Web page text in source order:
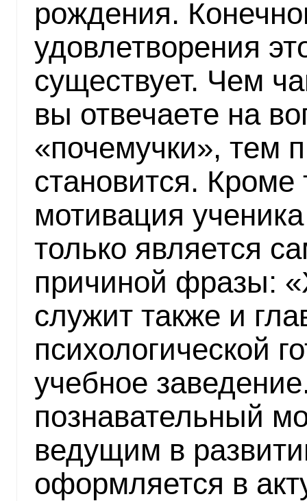
рождения.
удовлетворения
существует. Чем
вы отвечаете на
«почемучки», тем
становится. Кроме
мотивация
только является
причиной фразы:
служит также и
психологической
учебное
познавательный
ведущим в
оформляется в